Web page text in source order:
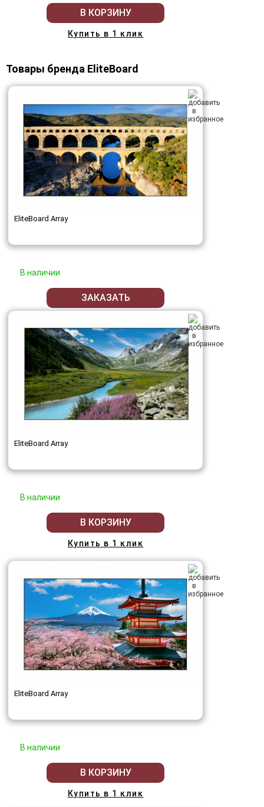
В КОРЗИНУ
Купить в 1 клик
Товары бренда EliteBoard
EliteBoard Array
В наличии
ЗАКАЗАТЬ
EliteBoard Array
В наличии
В КОРЗИНУ
Купить в 1 клик
EliteBoard Array
В наличии
В КОРЗИНУ
Купить в 1 клик